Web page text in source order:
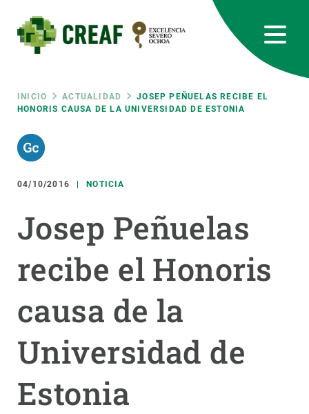
contenido
principal
Ruta
de
navegación
INICIO ACTUALIDAD
JOSEP PEÑUELAS RECIBE EL
HONORIS CAUSA DE LA UNIVERSIDAD DE ESTONIA
04/10/2016 NOTICIA
Josep Peñuelas
recibe el Honoris
causa de la
Universidad de
Estonia
RRSS
Featured
responsive
INTRANET
Responsive
menu
INVESTIGACIÓN
CIENCIA EN ACCIÓN
ÚNETE A NOSOTROS
PARTICIPA